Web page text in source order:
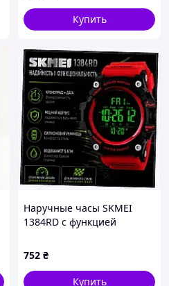
Купить
Наручные часы SKMEI
1384RD с функцией
5141P1E13
752 ₴
Купить